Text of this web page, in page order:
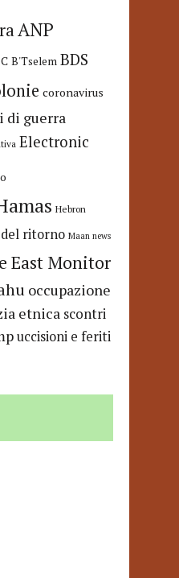
ANP
B'Tselem BDS
coronavirus
di guerra
Electronic
Hebron
ritorno Maan news
East Monitor
occupazione
etnica scontri
uccisioni e feriti